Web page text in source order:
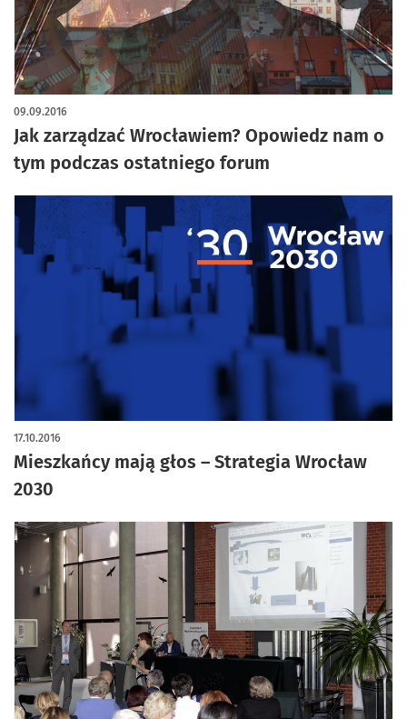
Jak zarządzać Wrocławiem? Opowiedz nam o
tym podczas ostatniego forum
09.09.2016
Mieszkańcy mają głos – Strategia Wrocław
2030
17.10.2016